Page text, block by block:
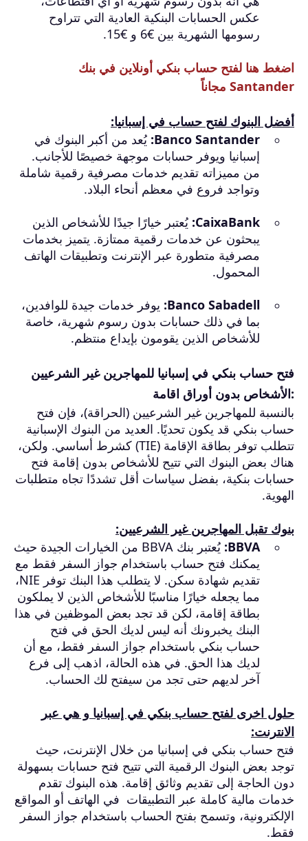
عكس الحسابات البنكية العادية التي تتراوح
رسومها الشهرية بين €6 و €15.
اضغط هنا لفتح حساب بنكي أونلاين في بنك
Santander مجاناً
أفضل البنوك لفتح حساب في إسبانيا:
Banco Santander: يُعد من أكبر البنوك في
إسبانيا ويوفر حسابات موجهة خصيصًا للأجانب.
من مميزاته تقديم خدمات مصرفية رقمية شاملة
وتواجد فروع في معظم أنحاء البلاد.
CaixaBank: يُعتبر خيارًا جيدًا للأشخاص الذين
يبحثون عن خدمات رقمية ممتازة. يتميز بخدمات
مصرفية متطورة عبر الإنترنت وتطبيقات الهاتف
المحمول.
Banco Sabadell: يوفر خدمات جيدة للوافدين،
بما في ذلك حسابات بدون رسوم شهرية، خاصة
للأشخاص الذين يقومون بإيداع منتظم.
فتح حساب بنكي في إسبانيا للمهاجرين غير الشرعيين
:الأشخاص بدون أوراق اقامة
بالنسبة للمهاجرين غير الشرعيين (الحراقة)، فإن فتح
حساب بنكي قد يكون تحديًا. العديد من البنوك الإسبانية
تتطلب توفر بطاقة الإقامة (TIE) كشرط أساسي. ولكن،
هناك بعض البنوك التي تتيح للأشخاص بدون إقامة فتح
حسابات بنكية، بفضل سياسات أقل تشددًا تجاه متطلبات
الهوية.
بنوك تقبل المهاجرين غير الشرعيين:
BBVA:
يُعتبر بنك BBVA من الخيارات الجيدة حيث
يمكنك فتح حساب باستخدام جواز السفر فقط مع
تقديم شهادة سكن. لا يتطلب هذا البنك توفر NIE،
مما يجعله خيارًا مناسبًا للأشخاص الذين لا يملكون
بطاقة إقامة، لكن قد تجد بعض الموظفين في هذا
البنك يخبرونك أنه ليس لديك الحق في فتح
حساب بنكي باستخدام جواز السفر فقط، مع أن
لديك هذا الحق. في هذه الحالة، اذهب إلى فرع
آخر لديهم حتى تجد من سيفتح لك الحساب.
حلول اخرى لفتح حساب بنكي في إسبانيا و هي عبر
الانترنت:
فتح حساب بنكي في إسبانيا من خلال الإنترنت، حيث
توجد بعض البنوك الرقمية التي تتيح فتح حسابات بسهولة
دون الحاجة إلى تقديم وثائق إقامة. هذه البنوك تقدم
خدمات مالية كاملة عبر التطبيقات في الهاتف أو المواقع
الإلكترونية، وتسمح بفتح الحساب باستخدام جواز السفر
فقط.